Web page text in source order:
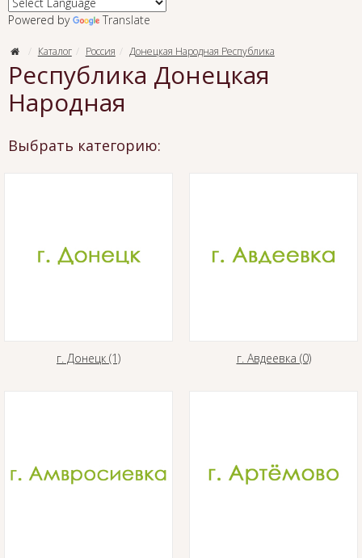
Powered by Translate
Каталог Россия Донецкая Народная Республика
Республика Донецкая
Народная
Выбрать категорию:
г. Донецк (1) г. Авдеевка (0)